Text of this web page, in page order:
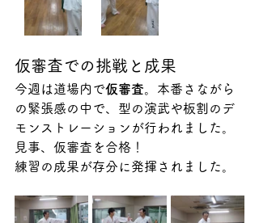
仮審査での挑戦と成果
今週は道場内で仮審査。本番さながら
の緊張感の中で、型の演武や板割のデ
モンストレーションが行われました。
見事、仮審査を合格！
練習の成果が存分に発揮されました。